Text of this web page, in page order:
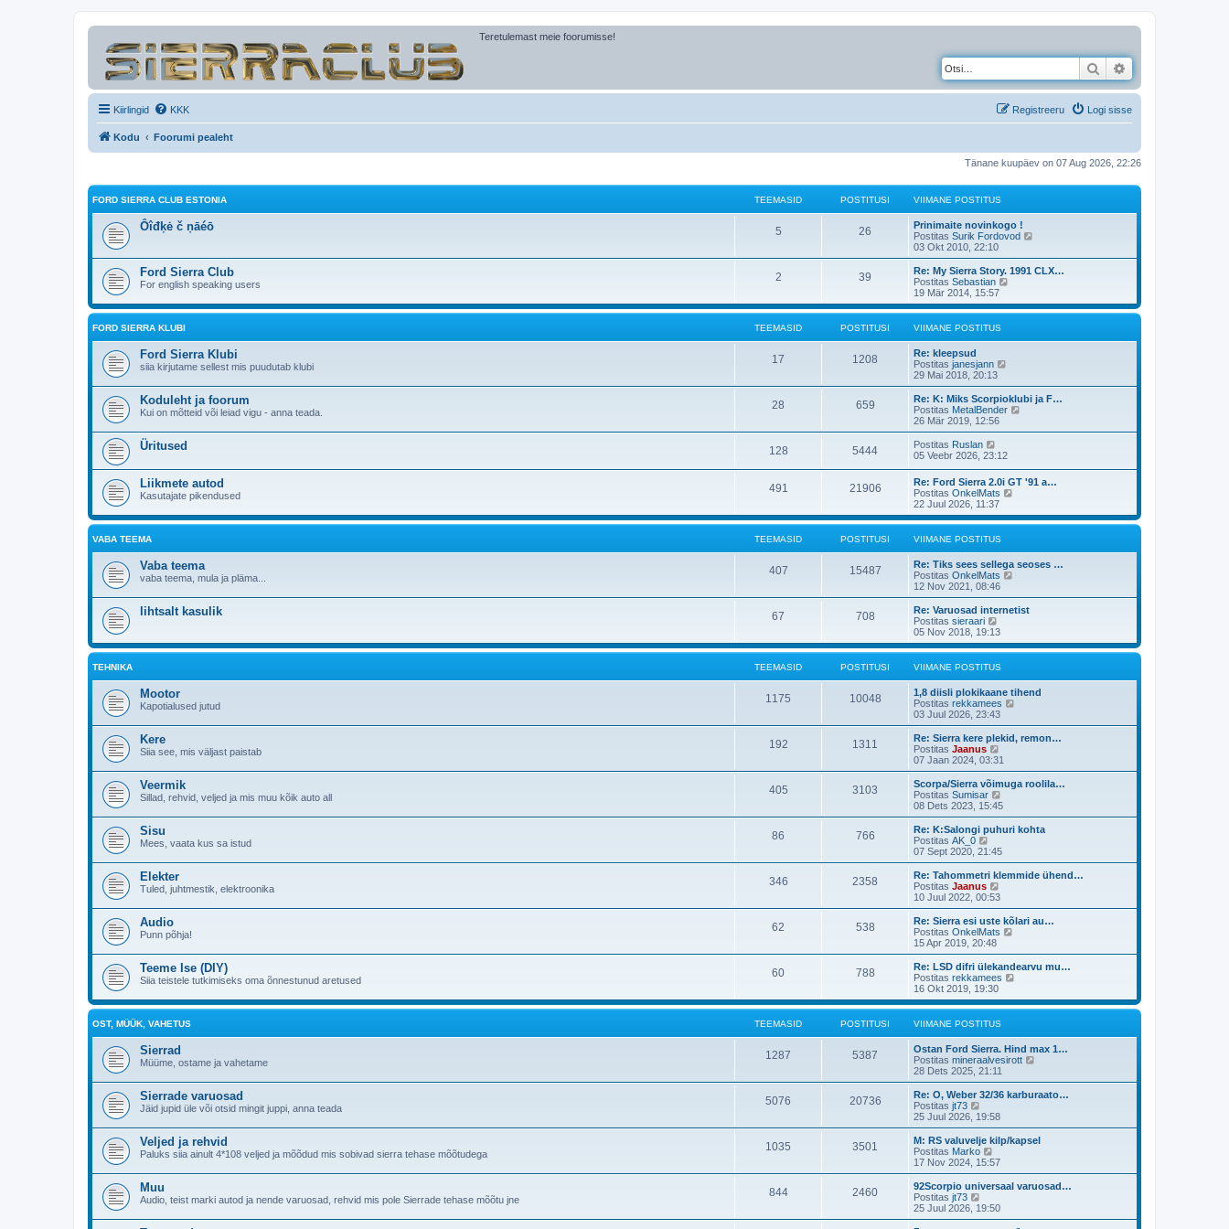
Teretulemast meie foorumisse!
Otsi
Kiirlingid KKK Logi sisse
Registreeru
Kodu Foorumi pealeht
Tänane kuupäev on 07 Aug 2026, 22:26
FORD SIERRA CLUB ESTONIA TEEMASID POSTITUSI VIIMANE POSTITUS
Ôîđķė č ņāéō 5 26
Prinimaite novinkogo !
Postitas Surik Fordovod
a
t
i
s
s
t
u
03 Okt 2010, 22:10
Ford Sierra Club
For english speaking users
2 39
Re: My Sierra Story. 1991 CLX…
Postitas Sebastian
a
t
s
t
p
s
t
u
s
t
19 Mär 2014, 15:57
FORD SIERRA KLUBI TEEMASID POSTITUSI VIIMANE POSTITUS
Ford Sierra Klubi
siia kirjutame sellest mis puudutab klubi
17 1208
Re: kleepsud
Postitas janesjann
a
t
a
v
m
a
s
t
p
s
t
u
s
t
29 Mai 2018, 20:13
Koduleht ja foorum
Kui on mõtteid või leiad vigu - anna teada.
28 659
Re: K: Miks Scorpioklubi ja F…
Postitas MetalBender
a
i
s
t
o
s
t
u
s
26 Mär 2019, 12:56
Üritused 128 5444 Postitas Ruslan
a
t
a
v
i
i
a
s
t
p
o
s
t
i
t
u
s
t
05 Veebr 2026, 23:12
Liikmete autod
Kasutajate pikendused
491 21906
Re: Ford Sierra 2.0i GT '91 a…
Postitas OnkelMats
a
t
i
s
t
s
t
t
u
s
22 Juul 2026, 11:37
VABA TEEMA TEEMASID POSTITUSI VIIMANE POSTITUS
Vaba teema
vaba teema, mula ja pläma...
407 15487
Re: Tiks sees sellega seoses …
Postitas OnkelMats
a
t
i
s
t
p
s
t
u
s
12 Nov 2021, 08:46
lihtsalt kasulik 67 708
Re: Varuosad internetist
Postitas sieraari
a
a
t
a
i
m
a
s
t
p
o
s
t
i
t
u
s
05 Nov 2018, 19:13
TEHNIKA TEEMASID POSTITUSI VIIMANE POSTITUS
Mootor
Kapotialused jutud
1175 10048
1,8 diisli plokikaane tihend
Postitas rekkamees
a
a
m
p
t
i
s
t
03 Juul 2026, 23:43
Kere
Siia see, mis väljast paistab
192 1311
Re: Sierra kere plekid, remon…
Postitas Jaanus
a
a
t
a
v
m
a
s
p
s
t
i
s
t
07 Jaan 2024, 03:31
Veermik
Sillad, rehvid, veljed ja mis muu kõik auto all
405 3103
Scorpa/Sierra võimuga roolila…
Postitas Sumisar
a
a
t
v
m
p
o
t
i
s
t
08 Dets 2023, 15:45
Sisu
Mees, vaata kus sa istud
86 766
Re: K:Salongi puhuri kohta
Postitas AK_0
a
a
t
a
v
m
a
s
p
o
s
t
t
u
s
t
07 Sept 2020, 21:45
Elekter
Tuled, juhtmestik, elektroonika
346 2358
Re: Tahommetri klemmide ühend…
Postitas Jaanus
a
a
t
a
v
m
a
t
o
s
t
i
t
u
s
10 Juul 2022, 00:53
Audio
Punn põhja!
62 538
Re: Sierra esi uste kõlari au…
Postitas OnkelMats
a
t
a
i
s
t
p
s
t
u
s
15 Apr 2019, 20:48
Teeme Ise (DIY)
Siia teistele tutkimiseks oma õnnestunud aretused
60 788
Re: LSD difri ülekandearvu mu…
Postitas rekkamees
a
t
i
m
s
t
s
t
u
s
16 Okt 2019, 19:30
OST, MÜÜK, VAHETUS TEEMASID POSTITUSI VIIMANE POSTITUS
Sierrad
Müüme, ostame ja vahetame
1287 5387
Ostan Ford Sierra. Hind max 1…
Postitas mineraalvesirott
a
t
m
p
t
28 Dets 2025, 21:11
Sierrade varuosad
Jäid jupid üle või otsid mingit juppi, anna teada
5076 20736
Re: O, Weber 32/36 karburaato…
Postitas jt73
a
a
t
a
v
m
a
s
25 Juul 2026, 19:58
Veljed ja rehvid
Paluks siia ainult 4*108 veljed ja mõõdud mis sobivad sierra tehase mõõtudega
1035 3501
M: RS valuvelje kilp/kapsel
Postitas Marko
a
a
t
v
17 Nov 2024, 15:57
Muu
Audio, teist marki autod ja nende varuosad, rehvid mis pole Sierrade tehase mõõtu jne
844 2460
92Scorpio universaal varuosad…
Postitas jt73
a
a
25 Juul 2026, 19:50